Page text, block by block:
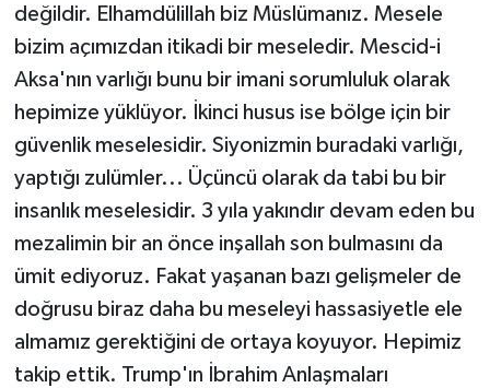
değildir. Elhamdülillah biz Müslümanız. Mesele
bizim açımızdan itikadi bir meseledir. Mescid-i
Aksa'nın varlığı bunu bir imani sorumluluk olarak
hepimize yüklüyor. İkinci husus ise bölge için bir
güvenlik meselesidir. Siyonizmin buradaki varlığı,
yaptığı zulümler... Üçüncü olarak da tabi bu bir
insanlık meselesidir. 3 yıla yakındır devam eden bu
mezalimin bir an önce inşallah son bulmasını da
ümit ediyoruz. Fakat yaşanan bazı gelişmeler de
doğrusu biraz daha bu meseleyi hassasiyetle ele
almamız gerektiğini de ortaya koyuyor. Hepimiz
takip ettik. Trump'ın İbrahim Anlaşmaları